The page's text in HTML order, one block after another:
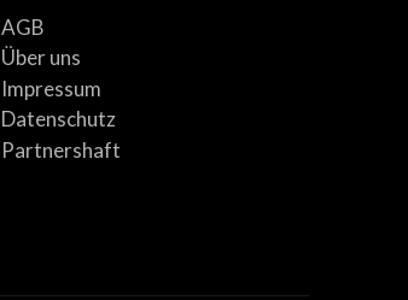
AGB
Über uns
Impressum
Datenschutz
Partnershaft